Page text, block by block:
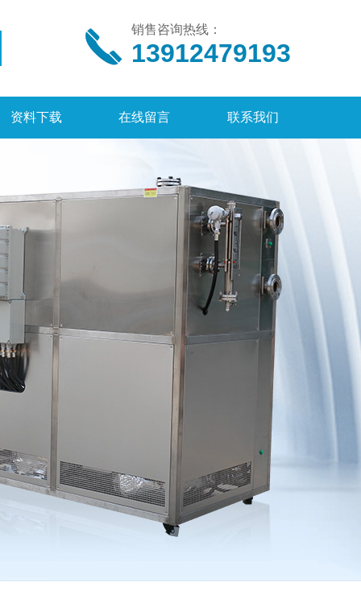
销售咨询热线：
13912479193
资料下载 在线留言 联系我们